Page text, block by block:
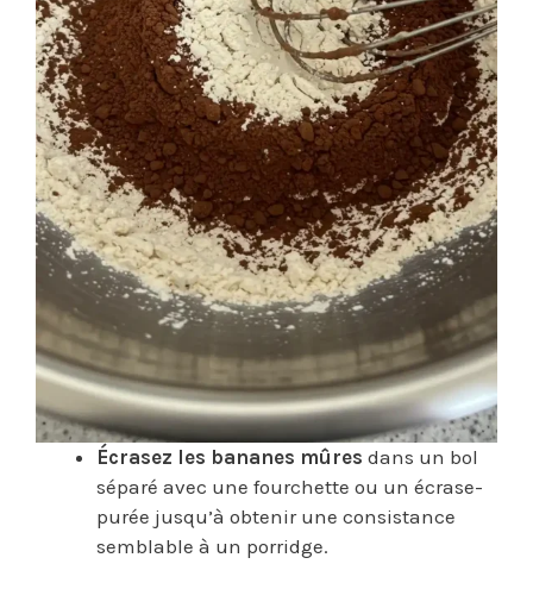
Écrasez les bananes mûres dans un bol
séparé avec une fourchette ou un écrase-
purée jusqu’à obtenir une consistance
semblable à un porridge.